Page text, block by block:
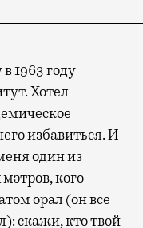
1963 году
Хотел
избавиться. И
один из
кого
орал (он все
скажи, кто твой